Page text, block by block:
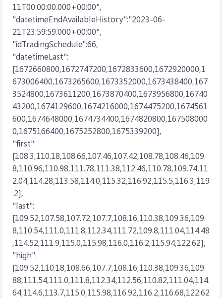
11T00:00:00.000+00:00",
"datetimeEndAvailableHistory":"2023-06-
21T23:59:59.000+00:00",
"idTradingSchedule":66,
"datetimeLast":
[1672660800,1672747200,1672833600,1672920000,1
673006400,1673265600,1673352000,1673438400,167
3524800,1673611200,1673870400,1673956800,16740
43200,1674129600,1674216000,1674475200,1674561
600,1674648000,1674734400,1674820800,167508000
0,1675166400,1675252800,1675339200],
"first":
[108.3,110.18,108.66,107.46,107.42,108.78,108.46,109.
8,110.96,110.98,111.78,111.38,112.46,110.78,109.74,11
2.04,114.28,113.58,114.0,115.32,116.92,115.5,116.3,119
.2],
"last":
[109.52,107.58,107.72,107.7,108.16,110.38,109.36,109.
8,110.54,111.0,111.8,112.34,111.72,109.8,111.04,114.48
,114.52,111.9,115.0,115.98,116.0,116.2,115.94,122.62],
"high":
[109.52,110.18,108.66,107.7,108.16,110.38,109.36,109.
88,111.54,111.0,111.8,112.34,112.56,110.82,111.04,114.
64,114.6,113.7,115.0,115.98,116.92,116.2,116.68,122.62